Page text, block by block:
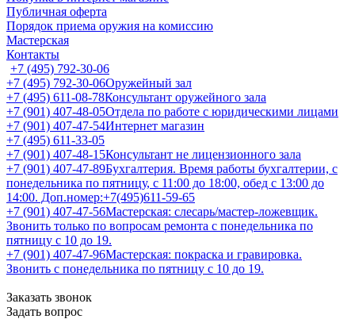
Публичная оферта
Порядок приема оружия на комиссию
Мастерская
Контакты
+7 (495) 792-30-06
+7 (495) 792-30-06Оружейный зал
+7 (495) 611-08-78Консультант оружейного зала
+7 (901) 407-48-05Отдела по работе с юридическими лицами
+7 (901) 407-47-54Интернет магазин
+7 (495) 611-33-05
+7 (901) 407-48-15Консультант не лицензионного зала
+7 (901) 407-47-89Бухгалтерия. Время работы бухгалтерии, с
понедельника по пятницу, с 11:00 до 18:00, обед с 13:00 до
14:00. Доп.номер:+7(495)611-59-65
+7 (901) 407-47-56Мастерская: слесарь/мастер-ложевщик.
Звонить только по вопросам ремонта с понедельника по
пятницу с 10 до 19.
+7 (901) 407-47-96Мастерская: покраска и гравировка.
Звонить с понедельника по пятницу с 10 до 19.
Заказать звонок
Задать вопрос